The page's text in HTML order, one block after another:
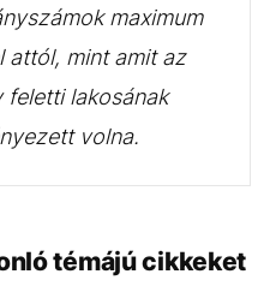
maximum
attól, mint amit az
feletti lakosának
volna.
témájú cikkeket